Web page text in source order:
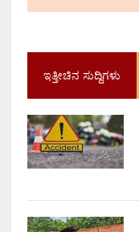
ಇತ್ತೀಚಿನ ಸುದ್ದಿಗಳು